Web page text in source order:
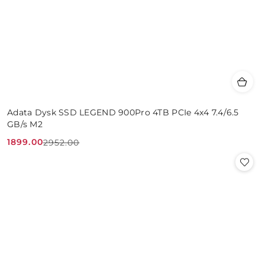
Adata Dysk SSD LEGEND 900Pro 4TB PCIe 4x4 7.4/6.5
GB/s M2
Cena
1899.00
Cena
2952.00